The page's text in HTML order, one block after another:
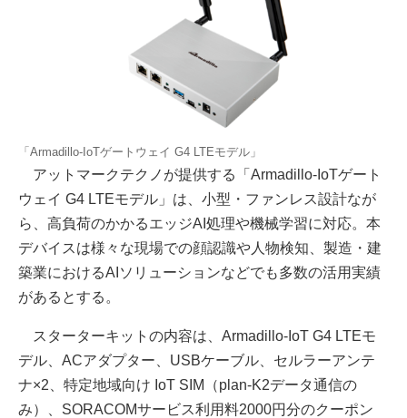
「Armadillo-IoTゲートウェイ G4 LTEモデル」
アットマークテクノが提供する「Armadillo-IoTゲート
ウェイ G4 LTEモデル」は、小型・ファンレス設計なが
ら、高負荷のかかるエッジAI処理や機械学習に対応。本
デバイスは様々な現場での顔認識や人物検知、製造・建
築業におけるAIソリューションなどでも多数の活用実績
があるとする。
スターターキットの内容は、Armadillo-IoT G4 LTEモ
デル、ACアダプター、USBケーブル、セルラーアンテ
ナ×2、特定地域向け IoT SIM（plan-K2データ通信の
み）、SORACOMサービス利用料2000円分のクーポン